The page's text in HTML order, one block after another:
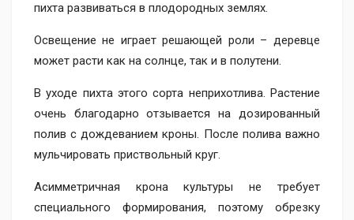
пихта развиваться в плодородных землях.
Освещение не играет решающей роли – деревце
может расти как на солнце, так и в полутени.
В уходе пихта этого сорта неприхотлива. Растение
очень благодарно отзывается на дозированный
полив с дождеванием кроны. После полива важно
мульчировать приствольный круг.
Асимметричная крона культуры не требует
специального формирования, поэтому обрезку